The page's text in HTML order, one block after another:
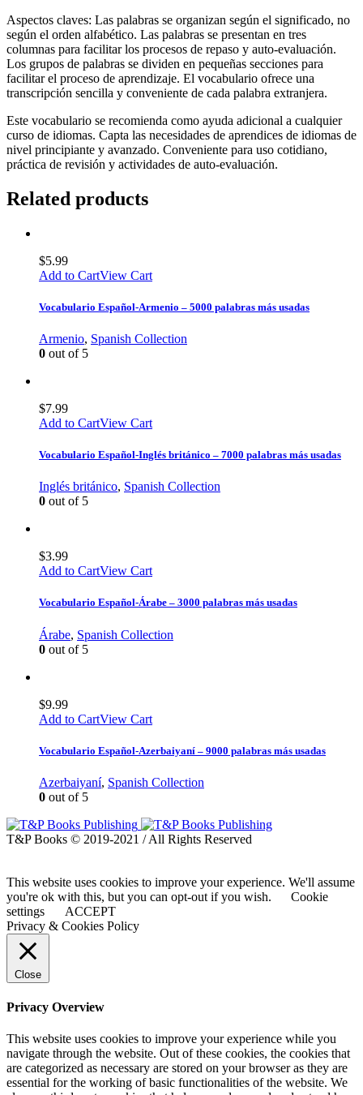
Aspectos claves: Las palabras se organizan según el significado, no
según el orden alfabético. Las palabras se presentan en tres
columnas para facilitar los procesos de repaso y auto-evaluación.
Los grupos de palabras se dividen en pequeñas secciones para
facilitar el proceso de aprendizaje. El vocabulario ofrece una
transcripción sencilla y conveniente de cada palabra extranjera.
Este vocabulario se recomienda como ayuda adicional a cualquier
curso de idiomas. Capta las necesidades de aprendices de idiomas de
nivel principiante y avanzado. Conveniente para uso cotidiano,
práctica de revisión y actividades de auto-evaluación.
Related products
$5.99
Add to CartView Cart
Vocabulario Español-Armenio – 5000 palabras más usadas
Armenio, Spanish Collection
0 out of 5
$7.99
Add to CartView Cart
Vocabulario Español-Inglés británico – 7000 palabras más usadas
Inglés británico, Spanish Collection
0 out of 5
$3.99
Add to CartView Cart
Vocabulario Español-Árabe – 3000 palabras más usadas
Árabe, Spanish Collection
0 out of 5
$9.99
Add to CartView Cart
Vocabulario Español-Azerbaiyaní – 9000 palabras más usadas
Azerbaiyaní, Spanish Collection
0 out of 5
T&P Books © 2019-2021 / All Rights Reserved
This website uses cookies to improve your experience. We'll assume
you're ok with this, but you can opt-out if you wish.
Cookie
settings
ACCEPT
Privacy & Cookies Policy
Close
Privacy Overview
This website uses cookies to improve your experience while you
navigate through the website. Out of these cookies, the cookies that
are categorized as necessary are stored on your browser as they are
essential for the working of basic functionalities of the website. We